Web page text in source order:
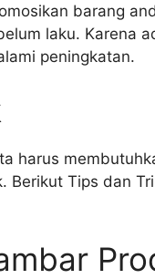
barang
laku. Karena
peningkatan.
harus
Berikut Tips dan